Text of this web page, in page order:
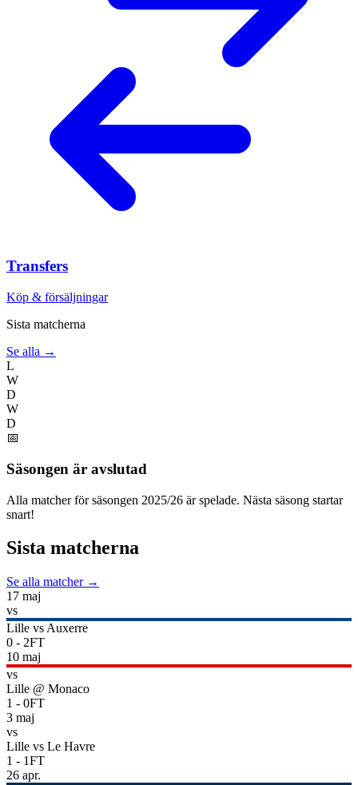
Transfers
Köp & försäljningar
Sista matcherna
Se alla →
L
W
D
W
D
📅
Säsongen är avslutad
Alla matcher för säsongen 2025/26 är spelade. Nästa säsong startar
snart!
Sista matcherna
Se alla matcher →
17 maj
vs
Lille vs Auxerre
0 - 2FT
10 maj
vs
Lille @ Monaco
1 - 0FT
3 maj
vs
Lille vs Le Havre
1 - 1FT
26 apr.